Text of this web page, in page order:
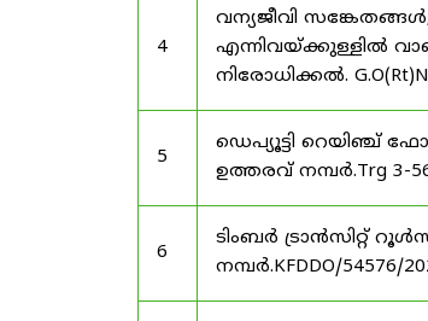
4
വന്യജീവി
എന്നിവയ്ക്കുള്ളിൽ
നിരോധിക്കൽ.
5
ഡെപ്യൂട്ടി റെയിഞ്ച്
ഉത്തരവ് നമ്പർ.Trg 3-
6
ടിംബർ ട്രാൻസിറ്റ്
നമ്പർ.KFDDO/54576/